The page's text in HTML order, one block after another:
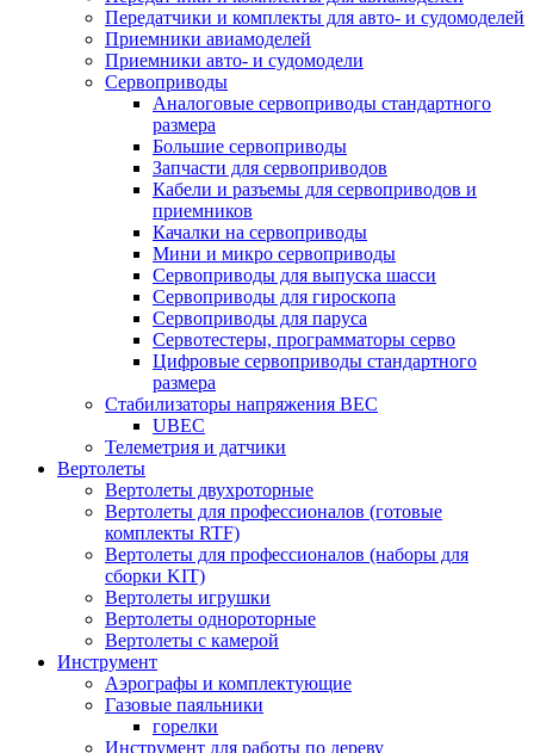
Передатчики и комплекты для авто- и судомоделей
Приемники авиамоделей
Приемники авто- и судомодели
Сервоприводы
Аналоговые сервоприводы стандартного
размера
Большие сервоприводы
Запчасти для сервоприводов
Кабели и разъемы для сервоприводов и
приемников
Качалки на сервоприводы
Мини и микро сервоприводы
Сервоприводы для выпуска шасси
Сервоприводы для гироскопа
Сервоприводы для паруса
Сервотестеры, программаторы серво
Цифровые сервоприводы стандартного
размера
Стабилизаторы напряжения BEC
UBEC
Телеметрия и датчики
Вертолеты
Вертолеты двухроторные
Вертолеты для профессионалов (готовые
комплекты RTF)
Вертолеты для профессионалов (наборы для
сборки KIT)
Вертолеты игрушки
Вертолеты однороторные
Вертолеты с камерой
Инструмент
Аэрографы и комплектующие
Газовые паяльники
горелки
Инструмент для работы по дереву